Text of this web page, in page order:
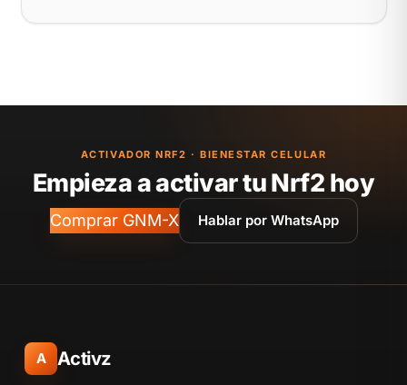
ACTIVADOR NRF2 · BIENESTAR CELULAR
Empieza a activar tu Nrf2 hoy
Comprar GNM-X Hablar por WhatsApp
A Activz